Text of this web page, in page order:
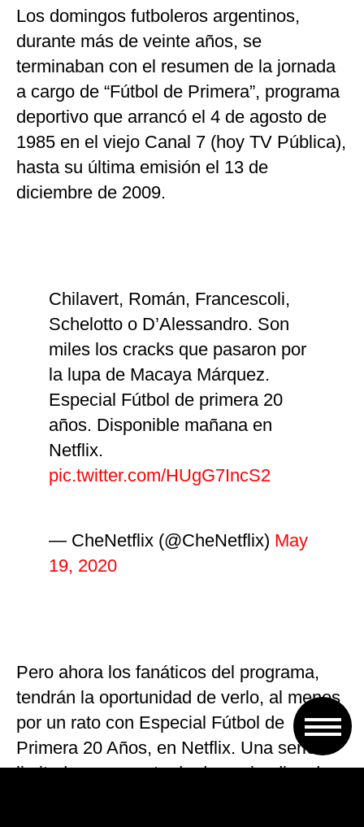
Los domingos futboleros argentinos,
durante más de veinte años, se
terminaban con el resumen de la jornada
a cargo de “Fútbol de Primera”, programa
deportivo que arrancó el 4 de agosto de
1985 en el viejo Canal 7 (hoy TV Pública),
hasta su última emisión el 13 de
diciembre de 2009.
Chilavert, Román, Francescoli,
Schelotto o D’Alessandro. Son
miles los cracks que pasaron por
la lupa de Macaya Márquez.
Especial Fútbol de primera 20
años. Disponible mañana en
Netflix.
pic.twitter.com/HUgG7IncS2
— CheNetflix (@CheNetflix) May
19, 2020
Pero ahora los fanáticos del programa,
tendrán la oportunidad de verlo, al menos
por un rato con Especial Fútbol de
Primera 20 Años, en Netflix. Una serie
limitada compuesta de dos episodios de